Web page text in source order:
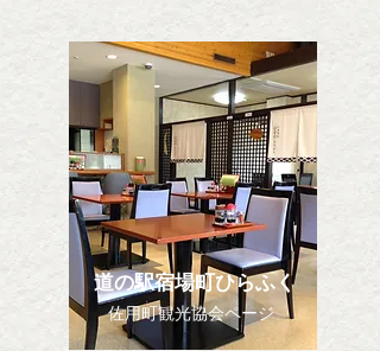
道の駅宿場町ひらふく
佐用町観光協会ページ